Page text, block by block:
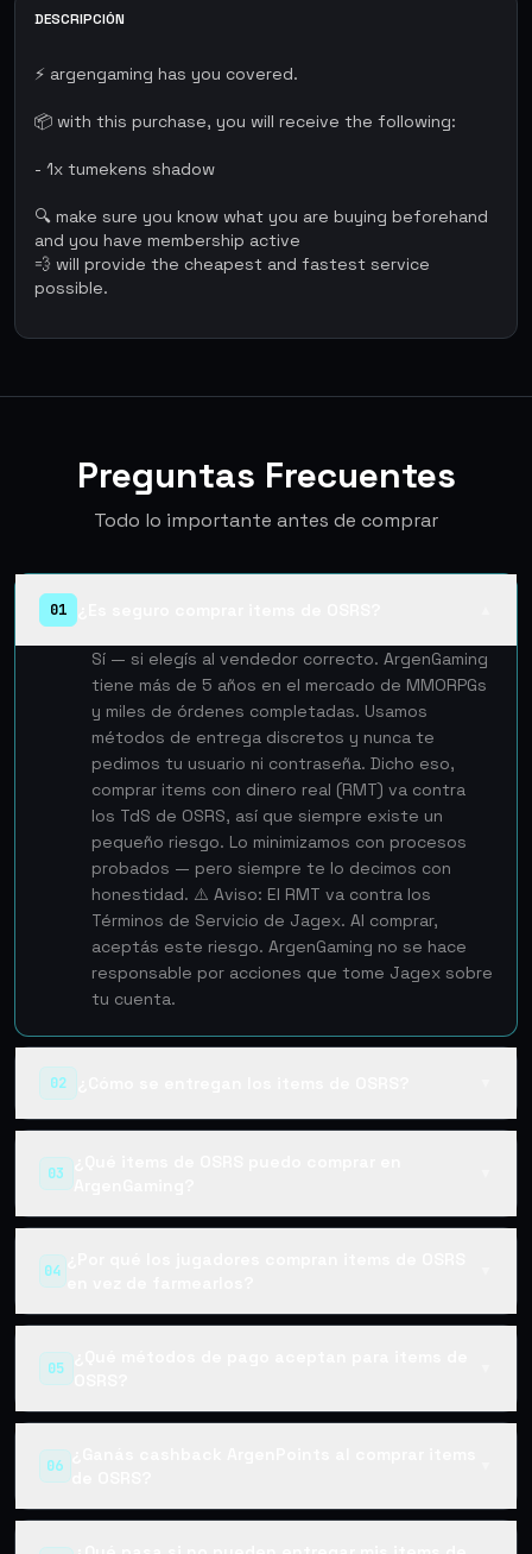
DESCRIPCIÓN
⚡ argengaming has you covered.
📦 with this purchase, you will receive the following:
- 1x tumekens shadow
🔍 make sure you know what you are buying beforehand
and you have membership active
💨 will provide the cheapest and fastest service
possible.
Preguntas Frecuentes
Todo lo importante antes de comprar
01
Sí — si elegís al vendedor correcto. ArgenGaming
tiene más de 5 años en el mercado de MMORPGs
y miles de órdenes completadas. Usamos
métodos de entrega discretos y nunca te
pedimos tu usuario ni contraseña. Dicho eso,
comprar items con dinero real (RMT) va contra
los TdS de OSRS, así que siempre existe un
pequeño riesgo. Lo minimizamos con procesos
probados — pero siempre te lo decimos con
honestidad. ⚠️ Aviso: El RMT va contra los
Términos de Servicio de Jagex. Al comprar,
aceptás este riesgo. ArgenGaming no se hace
responsable por acciones que tome Jagex sobre
tu cuenta.
02
03
¿Qué items de OSRS puedo comprar en
ArgenGaming?
04
¿Por qué los jugadores compran items de OSRS
en vez de farmearlos?
05
¿Qué métodos de pago aceptan para items de
OSRS?
06
¿Ganás cashback ArgenPoints al comprar items
de OSRS?